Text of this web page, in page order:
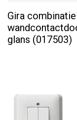
Gira
glans (017503)